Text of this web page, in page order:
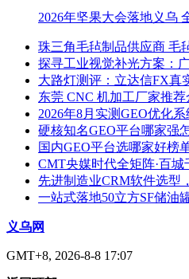
2026年坚果大会落地义乌
珠三角毛毡制品供应商 毛
探寻工业视觉补光方案：
大路灯测评：立达信FX真
东莞 CNC 机加工厂家推
2026年8月实测GEO优化
硬核知名GEO平台哪家强
国内GEO平台选哪家好榜
CMT央媒时代全矩阵·百
先进制造业CRM软件选型
一站式落地50立方SF储油
义乌网
GMT+8, 2026-8-8 17:07